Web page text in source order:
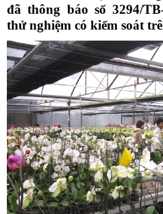
đã thông báo số 3294/
thử nghiệm có kiểm soát